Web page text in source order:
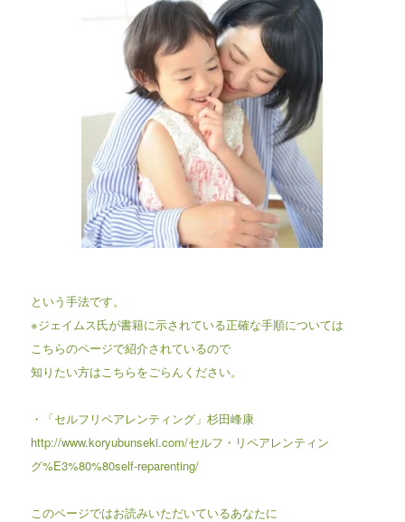
という手法です。
※ジェイムス氏が書籍に示されている正確な手順については
こちらのページで紹介されているので
知りたい方はこちらをごらんください。
・「セルフリペアレンティング」杉田峰康
http://www.koryubunseki.com/セルフ・リペアレンティン
グ%E3%80%80self-reparenting/
このページではお読みいただいているあなたに